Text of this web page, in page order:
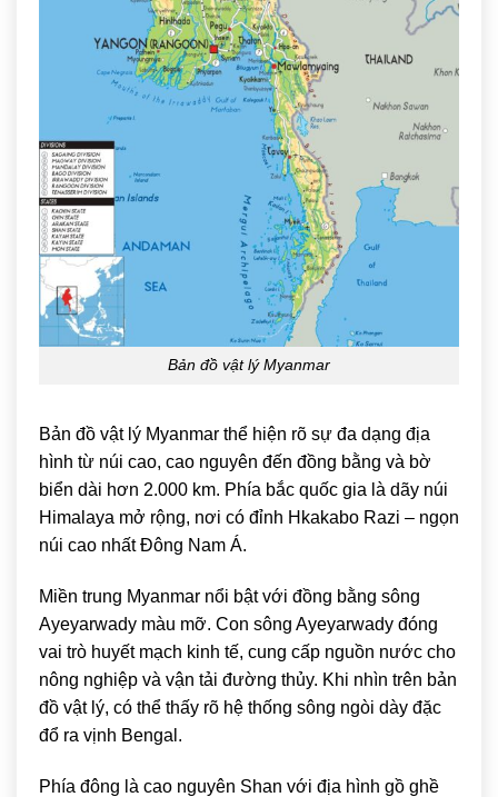
Bản đồ vật lý Myanmar
Bản đồ vật lý Myanmar thể hiện rõ sự đa dạng địa
hình từ núi cao, cao nguyên đến đồng bằng và bờ
biển dài hơn 2.000 km. Phía bắc quốc gia là dãy núi
Himalaya mở rộng, nơi có đỉnh Hkakabo Razi – ngọn
núi cao nhất Đông Nam Á.
Miền trung Myanmar nổi bật với đồng bằng sông
Ayeyarwady màu mỡ. Con sông Ayeyarwady đóng
vai trò huyết mạch kinh tế, cung cấp nguồn nước cho
nông nghiệp và vận tải đường thủy. Khi nhìn trên bản
đồ vật lý, có thể thấy rõ hệ thống sông ngòi dày đặc
đổ ra vịnh Bengal.
Phía đông là cao nguyên Shan với địa hình gồ ghề